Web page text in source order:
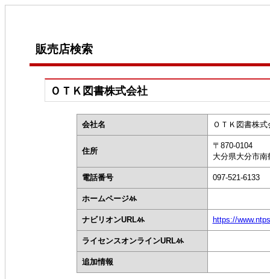
販売店検索
ＯＴＫ図書株式会社
会社名 ＯＴＫ図書株式
住所
〒870-0104
大分県大分市南
電話番号 097-521-6133
ホームページ
ナビリオンURL https://
ライセンスオンラインURL
追加情報